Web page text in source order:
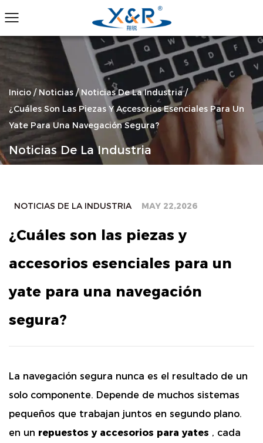
Inicio / Noticias /Noticias De La Industria/
¿Cuáles Son Las Piezas Y Accesorios Esenciales Para Un
Yate Para Una Navegación Segura?
Noticias De La Industria
NOTICIAS DE LA INDUSTRIA MAY 22,2026
¿Cuáles son las piezas y
accesorios esenciales para un
yate para una navegación
segura?
La navegación segura nunca es el resultado de un
solo componente. Depende de muchos sistemas
pequeños que trabajan juntos en segundo plano.
en un repuestos y accesorios para yates , cada